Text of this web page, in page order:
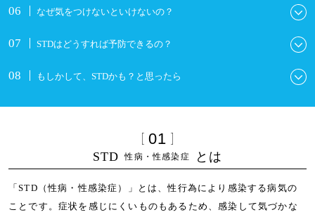
なぜ気をつけないといけないの？
STDはどうすれば予防できるの？
もしかして、STDかも？と思ったら
01
STD 性病・性感染症 とは
「STD（性病・性感染症）」とは、性行為により感染する病気の
ことです。症状を感じにくいものもあるため、感染して気づかな